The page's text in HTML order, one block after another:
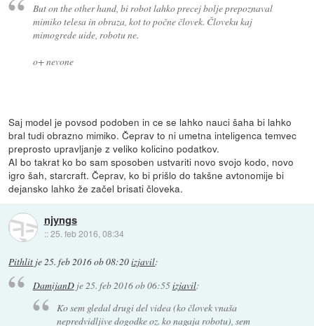
But on the other hand, bi robot lahko precej bolje prepoznaval
mimiko telesa in obraza, kot to počne človek. Človeku kaj
mimogrede uide, robotu ne.
o+ nevone
Saj model je povsod podoben in ce se lahko nauci šaha bi lahko
bral tudi obrazno mimiko. Čeprav to ni umetna inteligenca temvec
preprosto upravljanje z veliko kolicino podatkov.
AI bo takrat ko bo sam sposoben ustvariti novo svojo kodo, novo
igro šah, starcraft. Čeprav, ko bi prišlo do takšne avtonomije bi
dejansko lahko že začel brisati človeka.
njyngs
::25. feb 2016, 08:34
Pithlit je25. feb 2016 ob 08:20izjavil:
DamijanDje 25. feb 2016 ob 06:55izjavil:
Ko sem gledal drugi del videa (ko človek vnaša
nepredvidljive dogodke oz. ko nagaja robotu), sem